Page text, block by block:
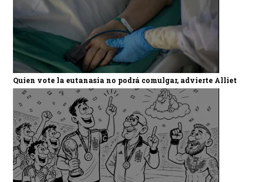
Quien vote la eutanasia no podrá comulgar, advierte Alliet